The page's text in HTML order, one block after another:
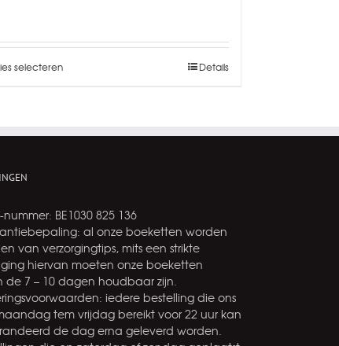
selecteren Details
nummer: BE1030 825 136
al onze boeketten worden
van verzorgingtips, mits een strikte
hiervan moeten onze boeketten
de 7 – 10 dagen houdbaar zijn.
iedere bestelling die ons
tem vrijdag bereikt voor 22 uur kan
de dag erna geleverd worden.